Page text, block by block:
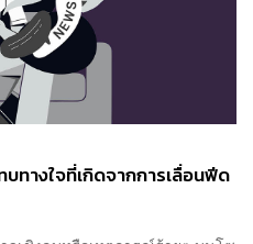
ทางใจที่เกิดจากการเลื่อนฟีด